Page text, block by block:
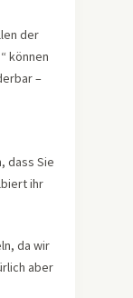
der
können
–
dass Sie
ihr
da wir
aber